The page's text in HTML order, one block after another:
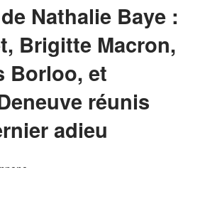
Nathalie Baye :
Brigitte Macron,
Borloo, et
réunis
adieu